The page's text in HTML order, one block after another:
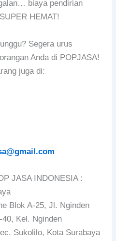
biaya pendirian
HEMAT!
Segera urus
Anda di POPJASA!
juga di:
JASA INDONESIA :
Blok A-25, Jl. Nginden
Kel. Nginden
Sukolilo, Kota Surabaya